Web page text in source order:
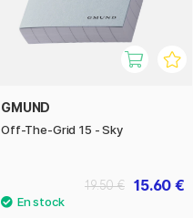
GMUND
Off-The-Grid 15 - Sky
15.60 €
19.50 €